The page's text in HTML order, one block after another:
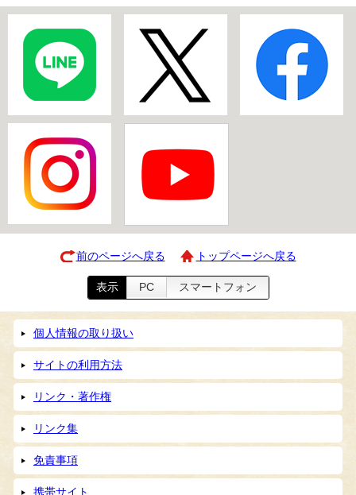
前のページへ戻る トップページへ戻る
表示 PC スマートフォン
個人情報の取り扱い
サイトの利用方法
リンク・著作権
リンク集
免責事項
携帯サイト